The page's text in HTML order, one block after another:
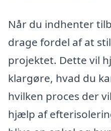
Når du indhenter
drage fordel af at
projektet. Dette vil
klargøre, hvad du
hvilken proces der
hjælp af